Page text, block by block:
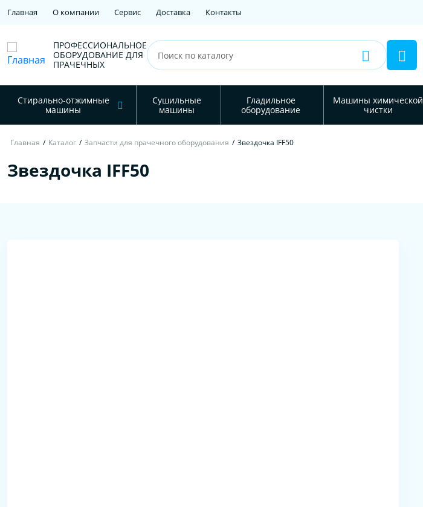
Главная О компании Сервис Доставка Контакты
ПРОФЕССИОНАЛЬНОЕ
ОБОРУДОВАНИЕ ДЛЯ
ПРАЧЕЧНЫХ
Стирально-отжимные
машины
Сушильные
машины
Гладильное
оборудование
Машины химической
чистки
Главная / Каталог / Запчасти для прачечного оборудования / Звездочка IFF50
Звездочка IFF50